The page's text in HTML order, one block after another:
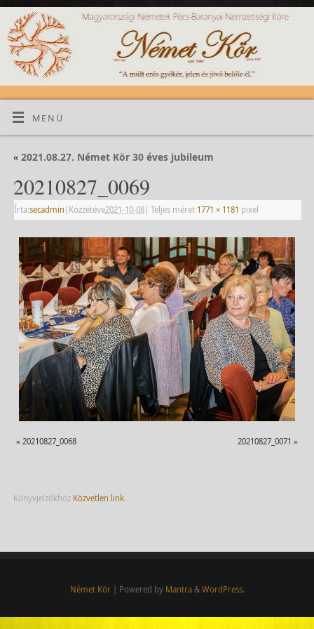
MENÜ
«2021.08.27. Német Kör 30 éves jubileum
20210827_0069
Írta:secadmin | Közzétéve2021-10-08| Teljes méret 1771 × 1181 pixel
« 20210827_0068 20210827_0071 »
Könyvjelzőkhöz Közvetlen link.
Német Kör| Powered by Mantra& WordPress.